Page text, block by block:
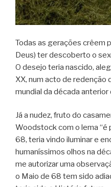
Todas as gerações crêem
Deus) ter descoberto o
O desejo teria nascido,
XX, num acto de redenção
mundial da década anterior
Já a nudez, fruto do
Woodstock com o lema “é
68, teria vindo iluminar e
humaníssimos olhos na
me autorizar uma
o Maio de 68 tem sido